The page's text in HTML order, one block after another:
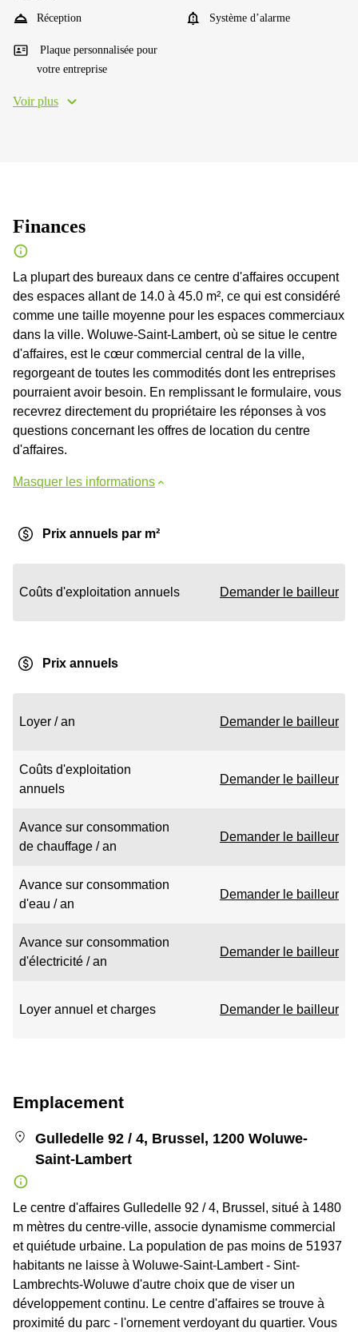
Réception Système d’alarme
Plaque personnalisée pour
votre entreprise
Voir plus
Finances
La plupart des bureaux dans ce centre d'affaires occupent
des espaces allant de 14.0 à 45.0 m², ce qui est considéré
comme une taille moyenne pour les espaces commerciaux
dans la ville. Woluwe-Saint-Lambert, où se situe le centre
d'affaires, est le cœur commercial central de la ville,
regorgeant de toutes les commodités dont les entreprises
pourraient avoir besoin. En remplissant le formulaire, vous
recevrez directement du propriétaire les réponses à vos
questions concernant les offres de location du centre
d'affaires.
Masquer les informations
Prix annuels par m²
Coûts d'exploitation annuels Demander le bailleur
Prix annuels
Loyer / an Demander le bailleur
Coûts d'exploitation
annuels
Demander le bailleur
Avance sur consommation
de chauffage / an
Demander le bailleur
Avance sur consommation
d'eau / an
Demander le bailleur
Avance sur consommation
d'électricité / an
Demander le bailleur
Loyer annuel et charges Demander le bailleur
Emplacement
Gulledelle 92 / 4, Brussel, 1200 Woluwe-
Saint-Lambert
Le centre d'affaires Gulledelle 92 / 4, Brussel, situé à 1480
m mètres du centre-ville, associe dynamisme commercial
et quiétude urbaine. La population de pas moins de 51937
habitants ne laisse à Woluwe-Saint-Lambert - Sint-
Lambrechts-Woluwe d'autre choix que de viser un
développement continu. Le centre d'affaires se trouve à
proximité du parc - l'ornement verdoyant du quartier. Vous